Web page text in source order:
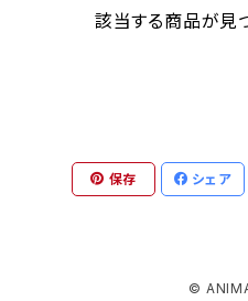
該当する商品が見
保存 シェア
©